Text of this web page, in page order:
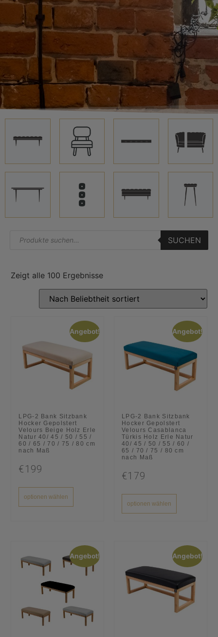
SUCHEN
Zeigt alle 100 Ergebnisse
Angebot!
LPG-2 Bank Sitzbank
Hocker Gepolstert
Velours Beige Holz Erle
Natur 40/ 45 / 50 / 55 /
60 / 65 / 70 / 75 / 80 cm
nach Maß
€199
optionen wählen
Angebot!
LPG-2 Bank Sitzbank
Hocker Gepolstert
Velours Casablanca
Türkis Holz Erle Natur
40/ 45 / 50 / 55 / 60 /
65 / 70 / 75 / 80 cm
nach Maß
€179
optionen wählen
Angebot! Angebot!